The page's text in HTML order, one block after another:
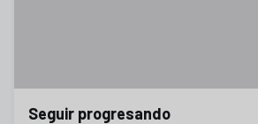
Seguir progresando